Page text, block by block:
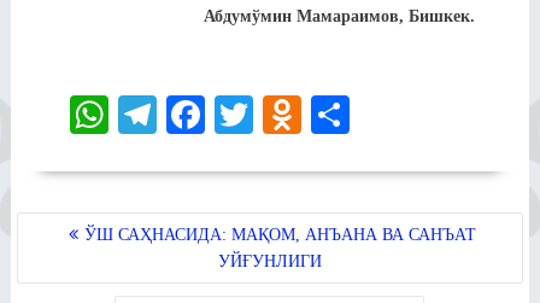
Абдумўмин Мамараимов, Бишкек.
W
A
Te
a
Fa
ok
T
r
O
la
ss
POST
ЎШ САҲНАСИДА: МАҚОМ, АНЪАНА ВА САНЪАТ
УЙҒУНЛИГИ